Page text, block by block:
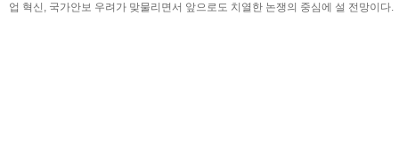
업 혁신, 국가안보 우려가 맞물리면서 앞으로도 치열한 논쟁의 중심에 설 전망이다.